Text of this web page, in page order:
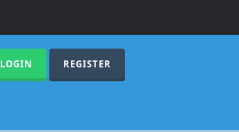
LOGIN REGISTER